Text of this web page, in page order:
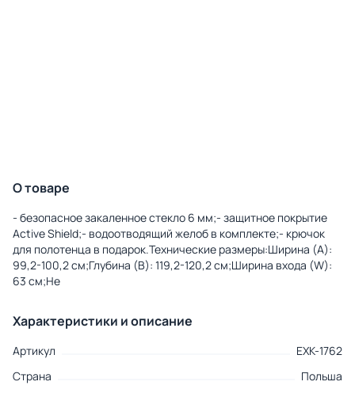
О товаре
- безопасное закаленное стекло 6 мм;- защитное покрытие
Active Shield;- водоотводящий желоб в комплекте;- крючок
для полотенца в подарок.Технические размеры:Ширина (A):
99,2-100,2 см;Глубина (B): 119,2-120,2 см;Ширина входа (W):
63 см;Не
Характеристики и описание
Артикул
EXK-1762
Страна
Польша